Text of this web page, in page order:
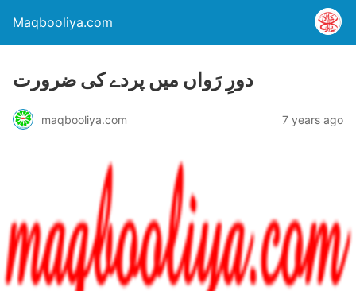
Maqbooliya.com
دورِ رَواں میں پردے کی ضرورت
maqbooliya.com 7 years ago